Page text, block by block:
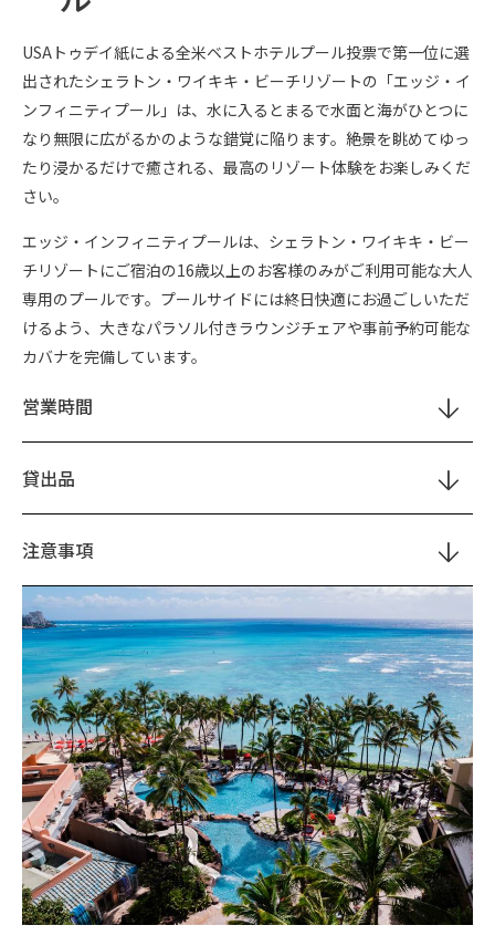
USAトゥデイ紙による全米ベストホテルプール投票で第一位に選
出されたシェラトン・ワイキキ・ビーチリゾートの「エッジ・イ
ンフィニティプール」は、水に入るとまるで水面と海がひとつに
なり無限に広がるかのような錯覚に陥ります。絶景を眺めてゆっ
たり浸かるだけで癒される、最高のリゾート体験をお楽しみくだ
さい。
エッジ・インフィニティプールは、シェラトン・ワイキキ・ビー
チリゾートにご宿泊の16歳以上のお客様のみがご利用可能な大人
専用のプールです。プールサイドには終日快適にお過ごしいただ
けるよう、大きなパラソル付きラウンジチェアや事前予約可能な
カバナを完備しています。
営業時間
貸出品
注意事項